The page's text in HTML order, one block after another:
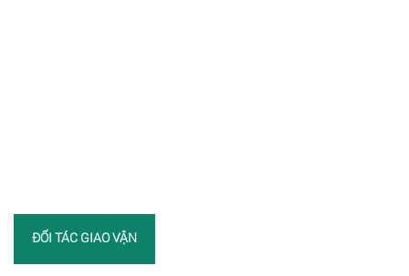
ĐỐI TÁC GIAO VẬN